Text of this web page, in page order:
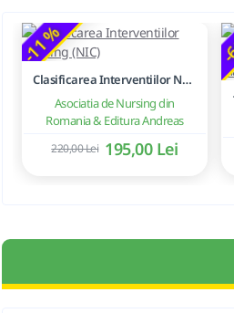
-11 %
Asociatia de Nursing din
Romania & Editura Andreas
Clasificarea Interventiilor Nursing (NIC)
195,00 Lei
220,00 Lei
-